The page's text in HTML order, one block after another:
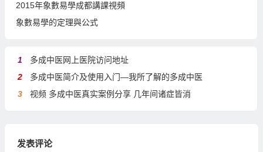
2015年象數易學成都講課視頻
象數易學的定理與公式
1
多成中医网上医院访问地址
2
多成中医简介及使用入门—我所了解的多成中医
3
视频 多成中医真实案例分享 几年间诸症皆消
发表评论